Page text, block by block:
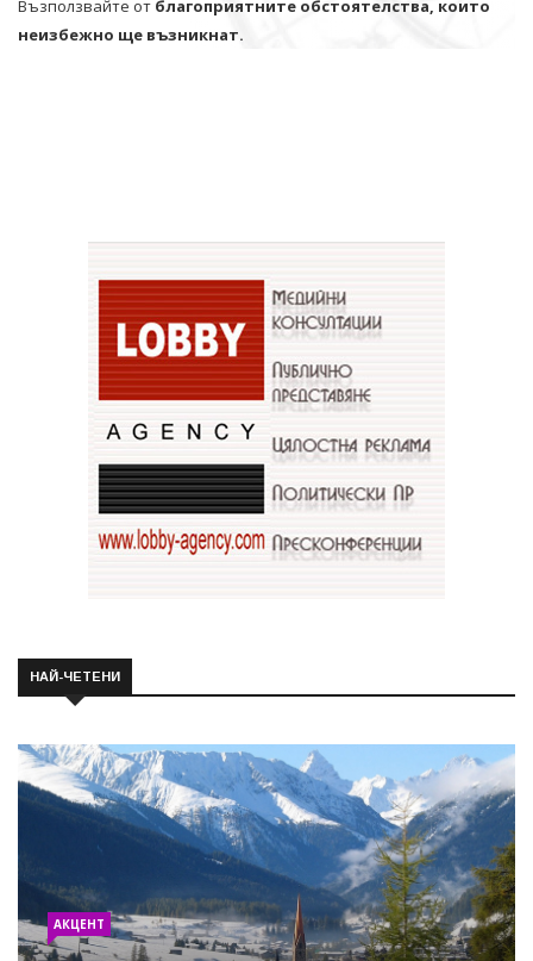
Възползвайте от благоприятните обстоятелства, които
неизбежно ще възникнат.
НАЙ-ЧЕТЕНИ
АКЦЕНТ